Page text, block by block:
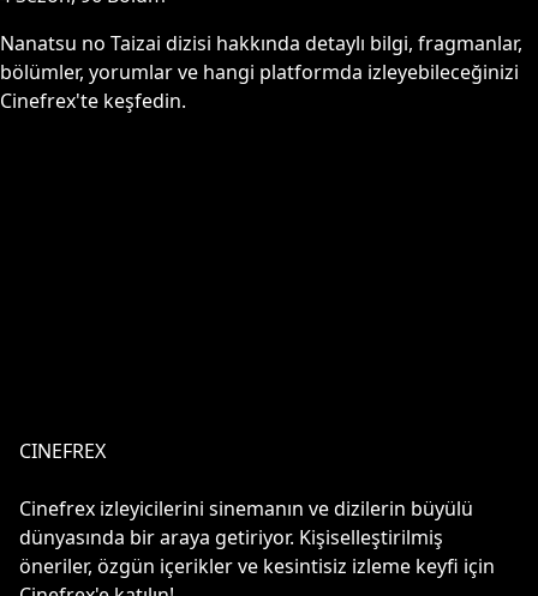
Nanatsu no Taizai dizisi hakkında detaylı bilgi, fragmanlar,
bölümler, yorumlar ve hangi platformda izleyebileceğinizi
Cinefrex'te keşfedin.
CINEFREX
Cinefrex izleyicilerini sinemanın ve dizilerin büyülü
dünyasında bir araya getiriyor. Kişiselleştirilmiş
öneriler, özgün içerikler ve kesintisiz izleme keyfi için